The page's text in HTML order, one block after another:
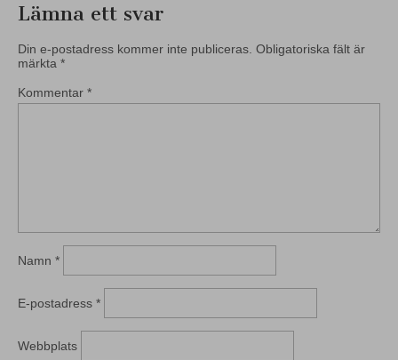
Lämna ett svar
Din e-postadress kommer inte publiceras. Obligatoriska fält är
märkta *
Kommentar *
Namn *
E-postadress *
Webbplats